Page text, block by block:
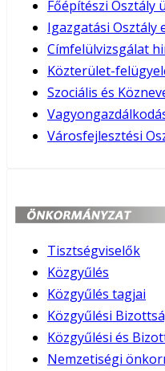
Főépítészi Osztály
Igazgatási Osztály
Címfelülvizsgálat
Közterület-
Szociális és
Városfejlesztési
Tisztségviselők
Közgyűlés
Közgyűlés tagjai
Közgyűlési
Közgyűlési és
Nemzetiségi